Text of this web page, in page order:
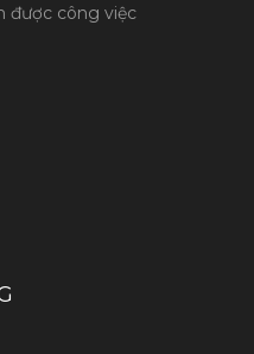
được công việc